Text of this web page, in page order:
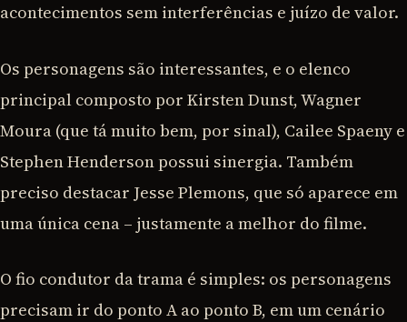
acontecimentos sem interferências e juízo de valor.
Os personagens são interessantes, e o elenco
principal composto por Kirsten Dunst, Wagner
Moura (que tá muito bem, por sinal), Cailee Spaeny e
Stephen Henderson possui sinergia. Também
preciso destacar Jesse Plemons, que só aparece em
uma única cena – justamente a melhor do filme.
O fio condutor da trama é simples: os personagens
precisam ir do ponto A ao ponto B, em um cenário